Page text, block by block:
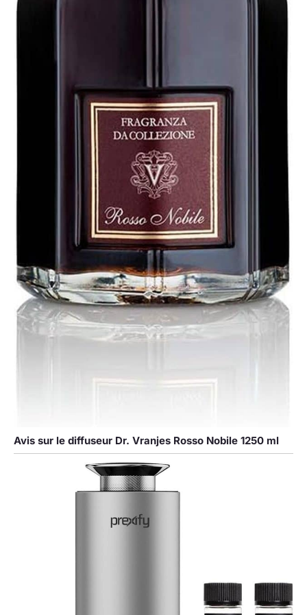
Avis sur le diffuseur Dr. Vranjes Rosso Nobile 1250 ml